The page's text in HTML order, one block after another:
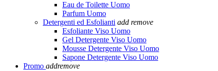
Eau de Toilette Uomo
Parfum Uomo
Detergenti ed Esfolianti add remove
Esfoliante Viso Uomo
Gel Detergente Viso Uomo
Mousse Detergente Viso Uomo
Sapone Detergente Viso Uomo
Promo addremove